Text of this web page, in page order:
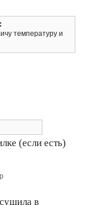
температуру и
(если есть)
в